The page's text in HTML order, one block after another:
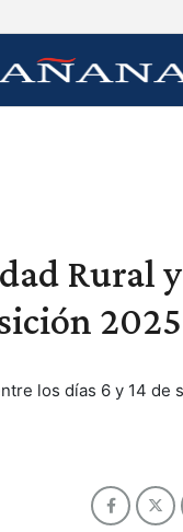
Rural
2025
los días 6 y 14 de